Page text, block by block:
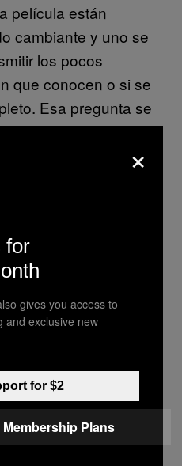
película están
cambiante y uno se
los pocos
que conocen o si se
Esa pregunta se
Shinkai se basó en él
los personajes y él
tradición.
odio el campo.
que yo cuando iba
el campo y me
Tenía complejo
me puse a
adolescentes de
a platicar con
de edad y utilizo
a los adolescentes
A los jóvenes les
creo que hice un
×
for
gives you access to
and exclusive new
for $2
Membership Plans